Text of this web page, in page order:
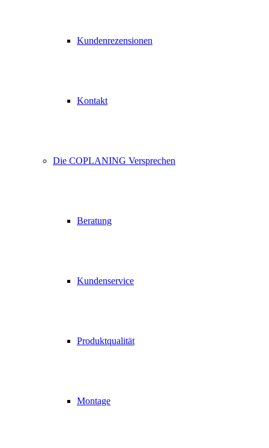
Kundenrezensionen
Kontakt
Die COPLANING Versprechen
Beratung
Kundenservice
Produktqualität
Montage